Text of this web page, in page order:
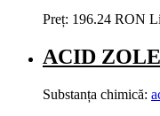
Preț: 196.24 RON
ACID
Substanța chimică: